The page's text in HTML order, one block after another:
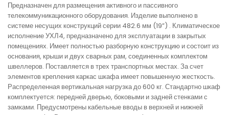
Предназначен для размещения активного и пассивного
телекоммуникационного оборудования. Изделие выполнено в
системе несущих конструкций серии 482.6 мм (19”) . Климатическое
исполнение УХЛ4, предназначено для эксплуатации в закрытых
помещениях. Имеет полностью разборную конструкцию и состоит из
основания, крыши и двух сварных рам, соединенных комплектом
швеллеров. Поставляется в трех транспортных местах. За счет
элементов крепления каркас шкафа имеет повышенную жесткость.
Распределенная вертикальная нагрузка до 600 кг. Стандартно шкаф
комплектуется: передней дверью, боковыми и задней стенками с
замками. Предусмотрены кабельные вводы в верхней и нижней